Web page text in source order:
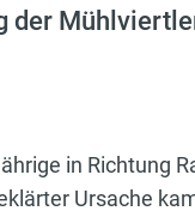
der
in Richtung
Ursache